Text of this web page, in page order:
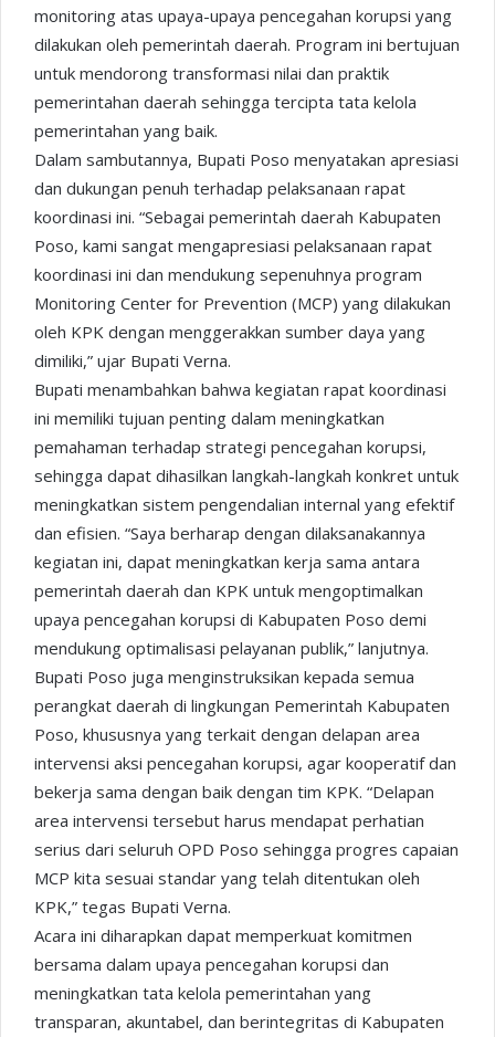
monitoring atas upaya-upaya pencegahan korupsi yang
dilakukan oleh pemerintah daerah. Program ini bertujuan
untuk mendorong transformasi nilai dan praktik
pemerintahan daerah sehingga tercipta tata kelola
pemerintahan yang baik.
Dalam sambutannya, Bupati Poso menyatakan apresiasi
dan dukungan penuh terhadap pelaksanaan rapat
koordinasi ini. “Sebagai pemerintah daerah Kabupaten
Poso, kami sangat mengapresiasi pelaksanaan rapat
koordinasi ini dan mendukung sepenuhnya program
Monitoring Center for Prevention (MCP) yang dilakukan
oleh KPK dengan menggerakkan sumber daya yang
dimiliki,” ujar Bupati Verna.
Bupati menambahkan bahwa kegiatan rapat koordinasi
ini memiliki tujuan penting dalam meningkatkan
pemahaman terhadap strategi pencegahan korupsi,
sehingga dapat dihasilkan langkah-langkah konkret untuk
meningkatkan sistem pengendalian internal yang efektif
dan efisien. “Saya berharap dengan dilaksanakannya
kegiatan ini, dapat meningkatkan kerja sama antara
pemerintah daerah dan KPK untuk mengoptimalkan
upaya pencegahan korupsi di Kabupaten Poso demi
mendukung optimalisasi pelayanan publik,” lanjutnya.
Bupati Poso juga menginstruksikan kepada semua
perangkat daerah di lingkungan Pemerintah Kabupaten
Poso, khususnya yang terkait dengan delapan area
intervensi aksi pencegahan korupsi, agar kooperatif dan
bekerja sama dengan baik dengan tim KPK. “Delapan
area intervensi tersebut harus mendapat perhatian
serius dari seluruh OPD Poso sehingga progres capaian
MCP kita sesuai standar yang telah ditentukan oleh
KPK,” tegas Bupati Verna.
Acara ini diharapkan dapat memperkuat komitmen
bersama dalam upaya pencegahan korupsi dan
meningkatkan tata kelola pemerintahan yang
transparan, akuntabel, dan berintegritas di Kabupaten